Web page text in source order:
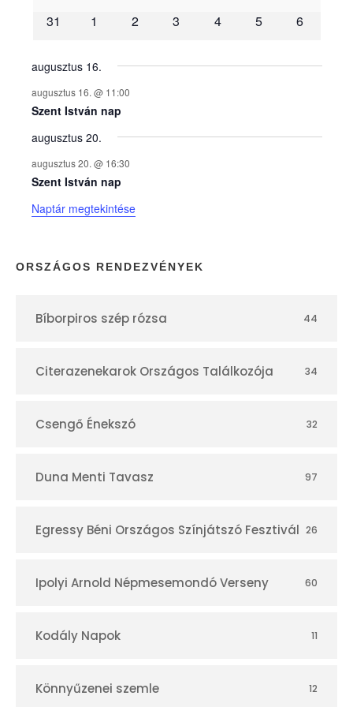
n
y
e
k
n
a
p
r
31
1 2 3 4 5 6
augusztus 16.
augusztus 16. @ 11:00
Szent István nap
augusztus 20.
augusztus 20. @ 16:30
Szent István nap
Naptár megtekintése
ORSZÁGOS RENDEZVÉNYEK
Bíborpiros szép rózsa 44
Citerazenekarok Országos Találkozója 34
Csengő Énekszó 32
Duna Menti Tavasz 97
Egressy Béni Országos Színjátszó Fesztivál 26
Ipolyi Arnold Népmesemondó Verseny 60
Kodály Napok 11
Könnyűzenei szemle 12